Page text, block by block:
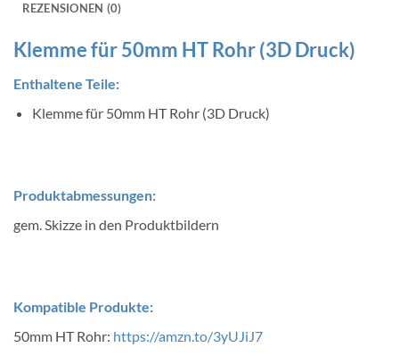
REZENSIONEN (0)
Klemme für 50mm HT Rohr (3D Druck)
Enthaltene Teile:
Klemme für 50mm HT Rohr (3D Druck)
Produktabmessungen:
gem. Skizze in den Produktbildern
Kompatible Produkte:
50mm HT Rohr: https://amzn.to/3yUJiJ7